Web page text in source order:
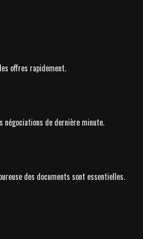
offres rapidement.
de dernière minute.
des documents sont essentielles.